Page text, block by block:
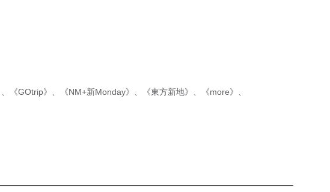
《GOtrip》 《NM+新Monday》 《東方新地》 《more》